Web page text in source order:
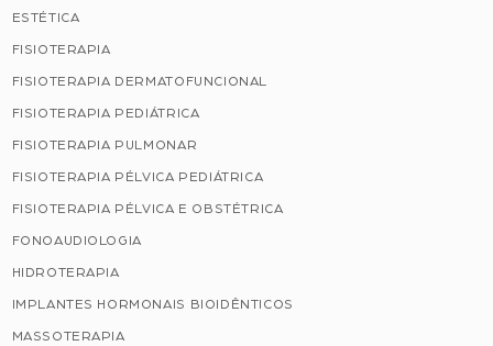
ESTÉTICA
FISIOTERAPIA
FISIOTERAPIA DERMATOFUNCIONAL
FISIOTERAPIA PEDIÁTRICA
FISIOTERAPIA PULMONAR
FISIOTERAPIA PÉLVICA PEDIÁTRICA
FISIOTERAPIA PÉLVICA E OBSTÉTRICA
FONOAUDIOLOGIA
HIDROTERAPIA
IMPLANTES HORMONAIS BIOIDÊNTICOS
MASSOTERAPIA